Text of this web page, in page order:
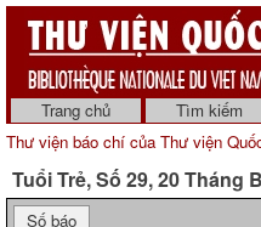
Trang chủ Tìm kiếm
Thư viện báo chí của Thư viện
Tuổi Trẻ, Số 29, 20 Tháng
Số báo